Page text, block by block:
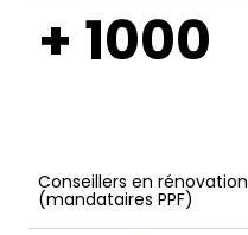
+ 1000
Conseillers en rénovation
(mandataires PPF)